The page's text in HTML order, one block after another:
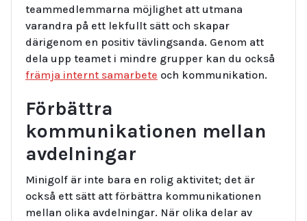
teammedlemmarna möjlighet att utmana
varandra på ett lekfullt sätt och skapar
därigenom en positiv tävlingsanda. Genom att
dela upp teamet i mindre grupper kan du också
främja internt samarbete och kommunikation.
Förbättra
kommunikationen mellan
avdelningar
Minigolf är inte bara en rolig aktivitet; det är
också ett sätt att förbättra kommunikationen
mellan olika avdelningar. När olika delar av